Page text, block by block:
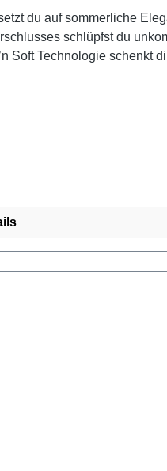
du auf sommerliche
schlüpfst du
Technologie schenkt